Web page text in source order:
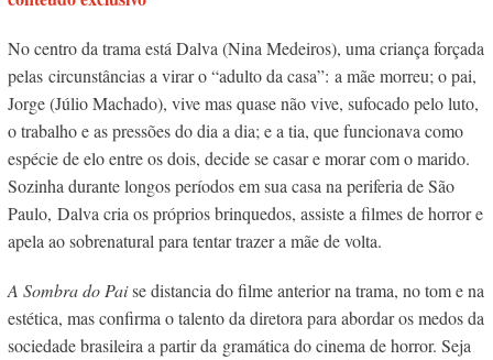
No centro da trama está Dalva (Nina Medeiros), uma criança forçada
pelas circunstâncias a virar o “adulto da casa”: a mãe morreu; o pai,
Jorge (Júlio Machado), vive mas quase não vive, sufocado pelo luto,
o trabalho e as pressões do dia a dia; e a tia, que funcionava como
espécie de elo entre os dois, decide se casar e morar com o marido.
Sozinha durante longos períodos em sua casa na periferia de São
Paulo, Dalva cria os próprios brinquedos, assiste a filmes de horror e
apela ao sobrenatural para tentar trazer a mãe de volta.
A Sombra do Paise distancia do filme anterior na trama, no tom e na
estética, mas confirma o talento da diretora para abordar os medos da
sociedade brasileira a partir da gramática do cinema de horror. Seja